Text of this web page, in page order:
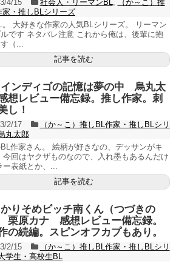
4/15 社会人・リーマンBL,
（か～こ）推
家・推しBLシリーズ
。 大好きな作家の人気BLシリーズ。 リーマン
です ネタバレ注意 これから俺は、後輩に抱
（...
記事を読む
ンディゴの記憶は夢の中 烏丸太
想レビュー備忘録。推し作家。刺
し！
2/17
（か～こ）推しBL作家・推しBLシリ
丸太郎
作家さん。 絵柄が好きなの、デッサンがキ
今回はヤクザものなので、入れ墨もあるんだけ
ー表紙とか、...
記事を読む
りそめビッチ南くん（つづきの
原カナ 感想レビュー備忘録。
の続編。スピンオフカプもあり。
2/15
（か～こ）推しBL作家・推しBLシリ
学生・高校生BL